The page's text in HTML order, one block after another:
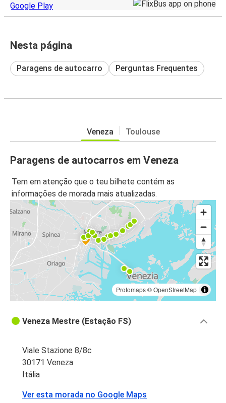
Nesta página
Paragens de autocarro Perguntas Frequentes
Veneza Toulouse
Paragens de autocarros em Veneza
Tem em atenção que o teu bilhete contém as
informações de morada mais atualizadas.
Protomaps©OpenStreetMap
Veneza Mestre (Estação FS)
Viale Stazione 8/8c
30171 Veneza
Itália
Ver esta morada no Google Maps